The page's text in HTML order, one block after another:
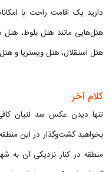
دارید یک اقامت راحت با
هتل‌هایی مانند هتل بلوط، هتل
هتل استقلال، هتل ویستریا و
کلام آخر
تنها دیدن عکس سد لتیان
بخواهید گشت‌وگذار در این
منطقه در کنار نزدیکی آن به